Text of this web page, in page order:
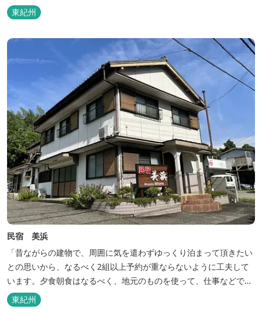
東紀州
民宿 美浜
「昔ながらの建物で、周囲に気を遣わずゆっくり泊まって頂きたい
との思いから、なるべく2組以上予約が重ならないように工夫して
います。夕食朝食はなるべく、地元のものを使って、仕事などで連
泊の方には日替わりでご用意します。」オーナー様談。もし重なっ
た場合は、ごめんなさい。
東紀州